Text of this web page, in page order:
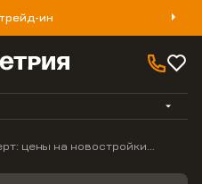
ин
40 93
цены на новостройки